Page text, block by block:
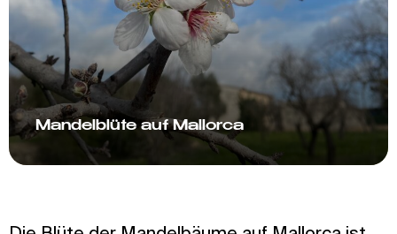
Mandelblüte auf Mallorca